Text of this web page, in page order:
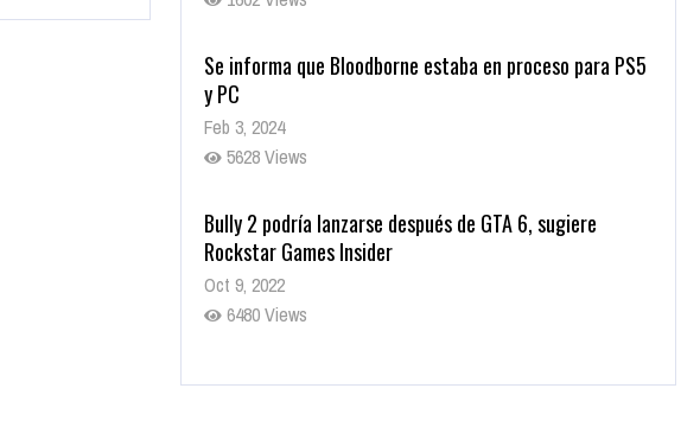
Se informa que Bloodborne estaba en proceso para PS5
y PC
Feb 3, 2024
5628 Views
Bully 2 podría lanzarse después de GTA 6, sugiere
Rockstar Games Insider
Oct 9, 2022
6480 Views
Rumor: Se filtran los primeros detalles de Resident Evil